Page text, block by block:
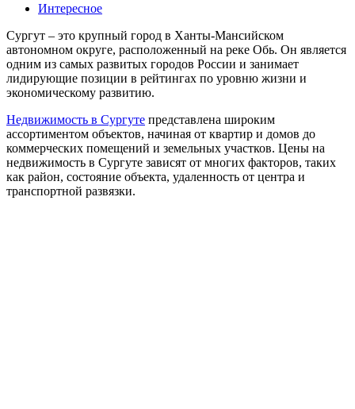
Интересное
Сургут – это крупный город в Ханты-Мансийском
автономном округе, расположенный на реке Обь. Он является
одним из самых развитых городов России и занимает
лидирующие позиции в рейтингах по уровню жизни и
экономическому развитию.
Недвижимость в Сургуте представлена широким
ассортиментом объектов, начиная от квартир и домов до
коммерческих помещений и земельных участков. Цены на
недвижимость в Сургуте зависят от многих факторов, таких
как район, состояние объекта, удаленность от центра и
транспортной развязки.